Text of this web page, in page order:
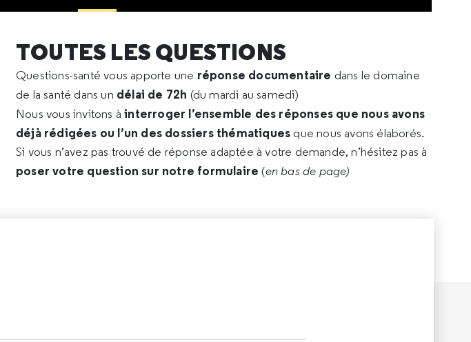
TOUTES LES QUESTIONS
Questions-santé vous apporte une réponse documentaire dans le domaine
de la santé dans un délai de 72h (du mardi au samedi)
Nous vous invitons àinterroger l’ensemble des réponses que nous avons
déjà rédigées ou l’un des dossiers thématiques que nous avons élaborés.
Si vous n’avez pas trouvé de réponse adaptée à votre demande, n’hésitez pas à
poser votre question sur notre formulaire (en bas de page)